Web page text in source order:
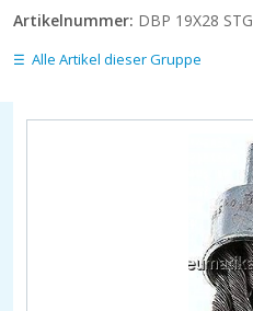
Artikelnummer: DBP 19X28 STG
Alle Artikel dieser Gruppe